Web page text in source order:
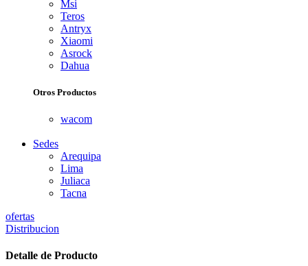
Msi
Teros
Antryx
Xiaomi
Asrock
Dahua
Otros Productos
wacom
Sedes
Arequipa
Lima
Juliaca
Tacna
ofertas
Distribucion
Detalle de Producto